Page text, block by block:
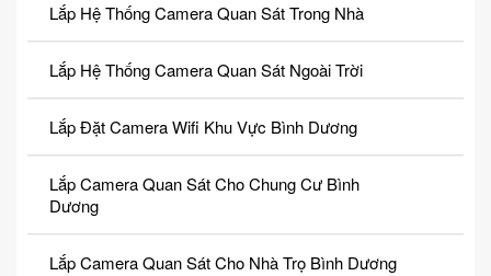
Lắp Hệ Thống Camera Quan Sát Trong Nhà
Lắp Hệ Thống Camera Quan Sát Ngoài Trời
Lắp Đặt Camera Wifi Khu Vực Bình Dương
Lắp Camera Quan Sát Cho Chung Cư Bình
Dương
Lắp Camera Quan Sát Cho Nhà Trọ Bình Dương